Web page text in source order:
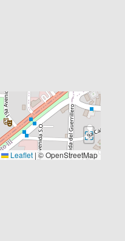
⛶
Leaflet |© OpenStreetMap